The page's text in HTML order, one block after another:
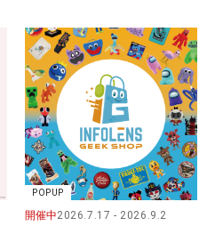
POPUP
開催中2026.7.17 2026.9.2